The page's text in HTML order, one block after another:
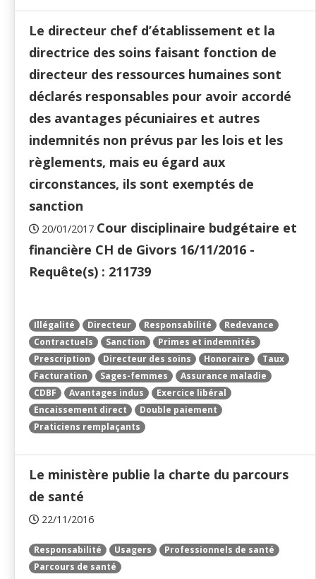
Le directeur chef d’établissement et la
directrice des soins faisant fonction de
directeur des ressources humaines sont
déclarés responsables pour avoir accordé
des avantages pécuniaires et autres
indemnités non prévus par les lois et les
règlements, mais eu égard aux
circonstances, ils sont exemptés de
sanction
20/01/2017 Cour disciplinaire budgétaire et
financière CH de Givors 16/11/2016 -
Requête(s) : 211739
Illégalité Directeur Responsabilité
Redevance
Contractuels
Sanction
Primes et indemnités
Prescription
Directeur des soins Honoraire
Taux
Facturation
Sages-femmes
Assurance maladie
CDBF
Avantages indus
Exercice libéral
Encaissement direct
Double paiement
Praticiens remplaçants
Le ministère publie la charte du parcours
de santé
22/11/2016
Responsabilité Usagers
Professionnels de santé
Parcours de santé